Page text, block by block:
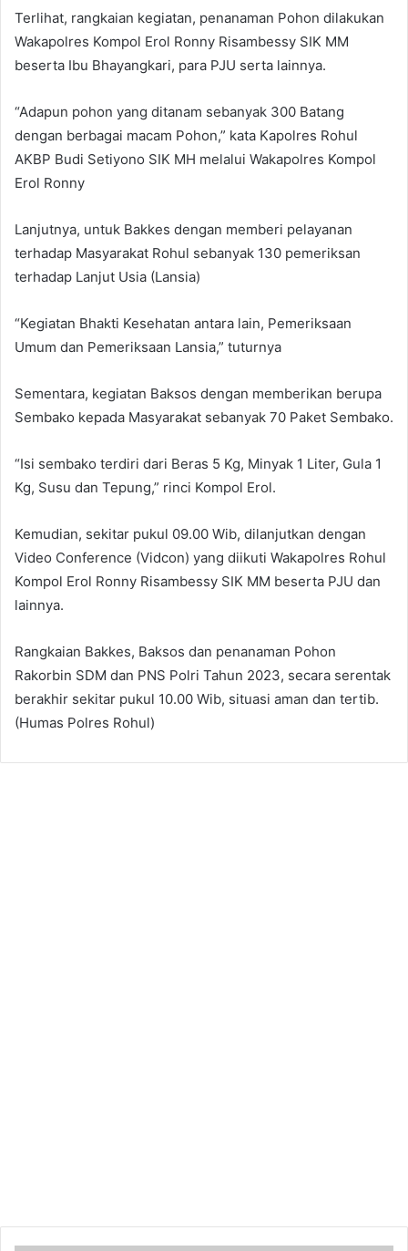
Terlihat, rangkaian kegiatan, penanaman Pohon dilakukan
Wakapolres Kompol Erol Ronny Risambessy SIK MM
beserta Ibu Bhayangkari, para PJU serta lainnya.
“Adapun pohon yang ditanam sebanyak 300 Batang
dengan berbagai macam Pohon,” kata Kapolres Rohul
AKBP Budi Setiyono SIK MH melalui Wakapolres Kompol
Erol Ronny
Lanjutnya, untuk Bakkes dengan memberi pelayanan
terhadap Masyarakat Rohul sebanyak 130 pemeriksan
terhadap Lanjut Usia (Lansia)
“Kegiatan Bhakti Kesehatan antara lain, Pemeriksaan
Umum dan Pemeriksaan Lansia,” tuturnya
Sementara, kegiatan Baksos dengan memberikan berupa
Sembako kepada Masyarakat sebanyak 70 Paket Sembako.
“Isi sembako terdiri dari Beras 5 Kg, Minyak 1 Liter, Gula 1
Kg, Susu dan Tepung,” rinci Kompol Erol.
Kemudian, sekitar pukul 09.00 Wib, dilanjutkan dengan
Video Conference (Vidcon) yang diikuti Wakapolres Rohul
Kompol Erol Ronny Risambessy SIK MM beserta PJU dan
lainnya.
Rangkaian Bakkes, Baksos dan penanaman Pohon
Rakorbin SDM dan PNS Polri Tahun 2023, secara serentak
berakhir sekitar pukul 10.00 Wib, situasi aman dan tertib.
(Humas Polres Rohul)